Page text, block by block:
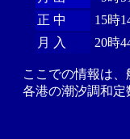
正 中
15時
月 入
20時
ここでの情報は
各港の潮汐調和